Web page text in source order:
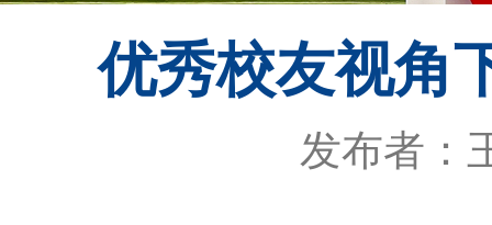
优秀校友视角
发布者：